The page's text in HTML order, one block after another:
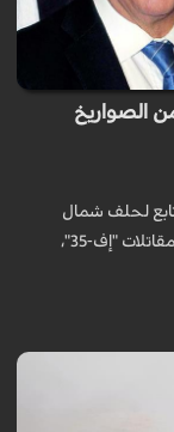
الصواريخ
تابع لحلف شمال
الأطلسي في حال رفضت الولايات المتحدة تزويدها بمقاتلات "إف-35"،